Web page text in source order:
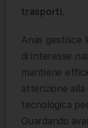
trasporti.
Anas gestisce
di interesse
mantiene
attenzione alla
tecnologica
Guardando